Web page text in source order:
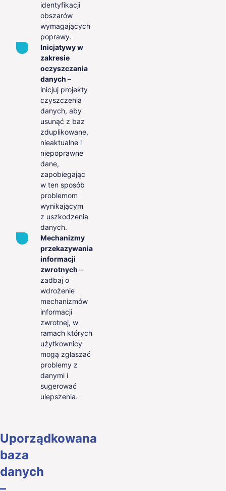
identyfikacji
obszarów
wymagających
poprawy.
Inicjatywy w
zakresie
oczyszczania
danych –
inicjuj projekty
czyszczenia
danych, aby
usunąć z baz
zduplikowane,
nieaktualne i
niepoprawne
dane,
zapobiegając
w ten sposób
problemom
wynikającym
z uszkodzenia
danych.
Mechanizmy
przekazywania
informacji
zwrotnych –
zadbaj o
wdrożenie
mechanizmów
informacji
zwrotnej, w
ramach których
użytkownicy
mogą zgłaszać
problemy z
danymi i
sugerować
ulepszenia.
Uporządkowana
baza
danych